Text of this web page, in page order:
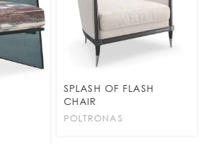
SPLASH OF FLASH
CHAIR
POLTRONAS